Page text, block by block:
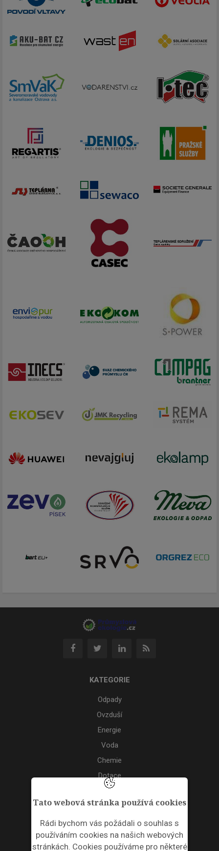
Tato webová stránka používá cookies
Rádi bychom vás požádali o souhlas s
používáním cookies na našich webových
stránkách. Cookies používáme pro některé
KATEGORIE
Odpady
Ovzduší
Energie
Voda
Chemie
Dotace
Akce
ODPADNÍ PLASTY